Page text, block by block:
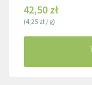
42,50 zł
(4,25 zł / g)